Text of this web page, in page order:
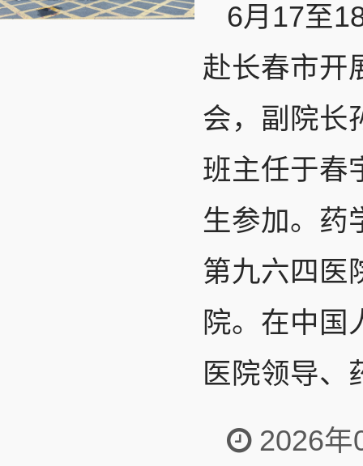
6月17至
赴长春市开
会，副院长
班主任于春
生参加。药
第九六四医
院。在中国
医院领导、
2026年